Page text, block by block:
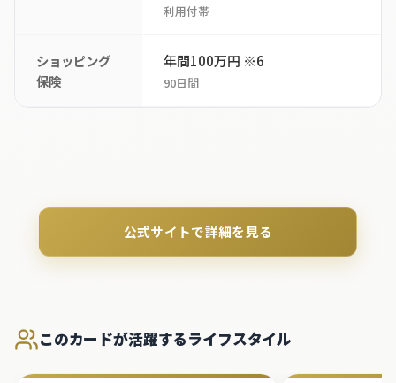
利用付帯
ショッピング
保険
年間100万円 ※6
90日間
公式サイトで詳細を見る
このカードが活躍するライフスタイル